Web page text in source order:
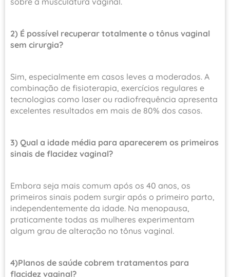
2) É possível recuperar totalmente o tônus vaginal
sem cirurgia?
Sim, especialmente em casos leves a moderados. A
combinação de fisioterapia, exercícios regulares e
tecnologias como laser ou radiofrequência apresenta
excelentes resultados em mais de 80% dos casos.
3) Qual a idade média para aparecerem os primeiros
sinais de flacidez vaginal?
Embora seja mais comum após os 40 anos, os
primeiros sinais podem surgir após o primeiro parto,
independentemente da idade. Na menopausa,
praticamente todas as mulheres experimentam
algum grau de alteração no tônus vaginal.
4)Planos de saúde cobrem tratamentos para
flacidez vaginal?